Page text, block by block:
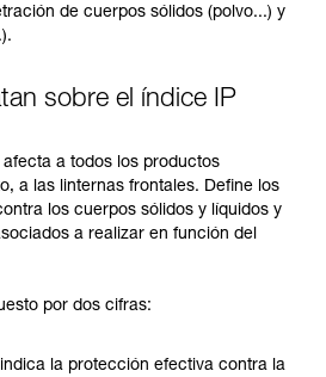
técnicas, solo y con total
de ejecutarlas de forma
de técnicas relacionadas con
existir otras que no
de cuerpos sólidos (polvo...) y
sobre el índice IP
afecta a todos los productos
a las linternas frontales. Define los
los cuerpos sólidos y líquidos y
a realizar en función del
por dos cifras:
la protección efectiva contra la